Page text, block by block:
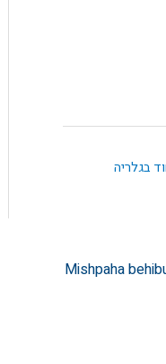
בגלריה